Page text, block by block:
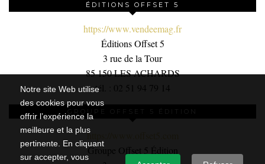
Notre site Web utilise
des cookies pour vous
offrir l’expérience la
meilleure et la plus
pertinente. En cliquant
sur accepter, vous
ÉDITIONS OFFSET 5
https://www.vendeemag.fr
Éditions Offset 5
3 rue de la Tour
85 150 LES ACHARDS
tél. : 02 51 94 79 14
GROUPE OFFSET 5 ÉDITION
https://www.offset5.com
Groupe Offset 5 Édition